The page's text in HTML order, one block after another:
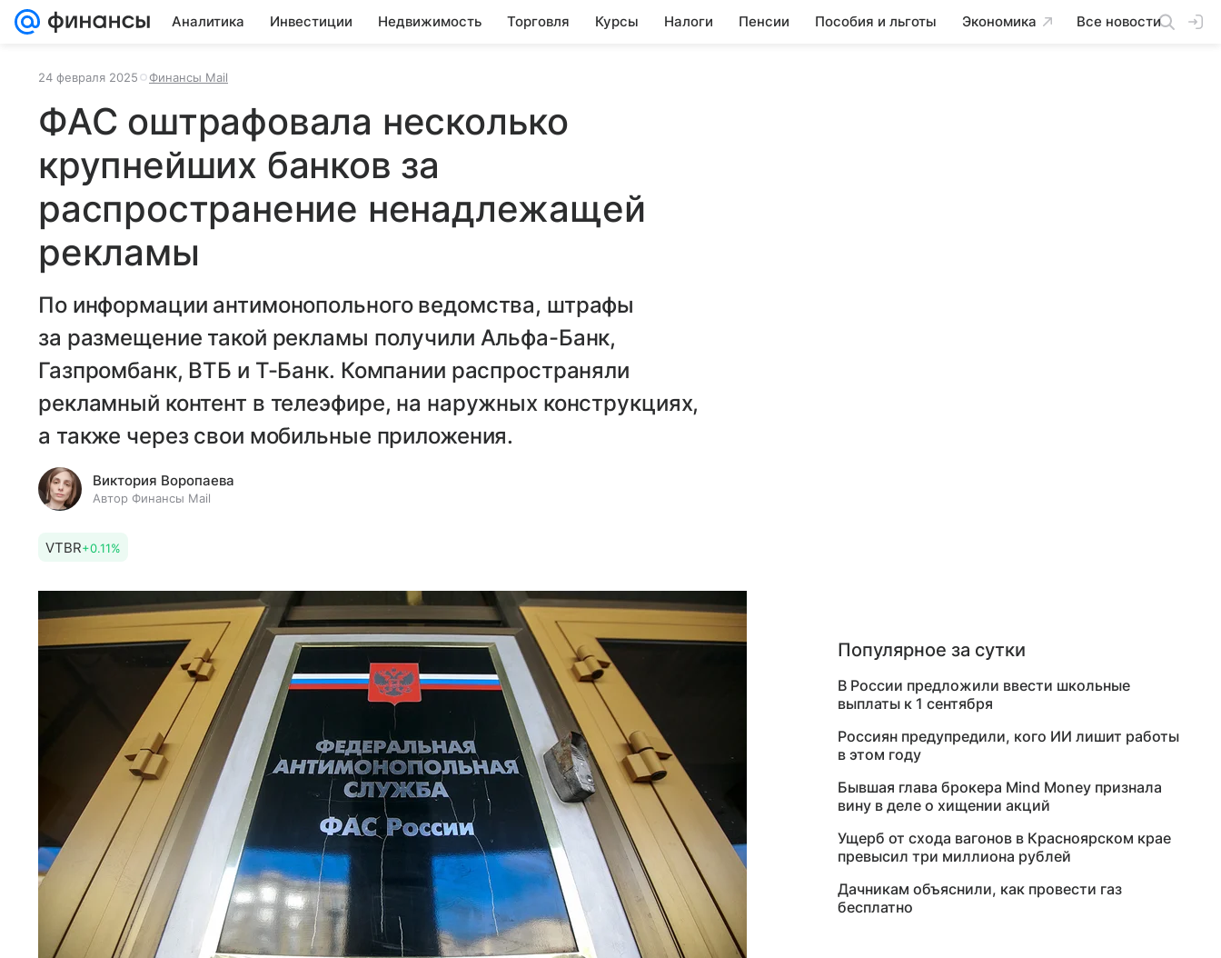
Аналитика Инвестиции Недвижимость Торговля Курсы Налоги Пенсии Пособия и льготы Экономика Все новости
24 февраля 2025 Финансы Mail
ФАС оштрафовала несколько
крупнейших банков за
распространение ненадлежащей
рекламы
По информации антимонопольного ведомства, штрафы
за размещение такой рекламы получили Альфа-Банк,
Газпромбанк, ВТБ и Т-Банк. Компании распространяли
рекламный контент в телеэфире, на наружных конструкциях,
а также через свои мобильные приложения.
Виктория Воропаева
Автор Финансы Mail
VTBR+0.11%
Популярное за сутки
В России предложили ввести школьные
выплаты к 1 сентября
Россиян предупредили, кого ИИ лишит работы
в этом году
Бывшая глава брокера Mind Money признала
вину в деле о хищении акций
Ущерб от схода вагонов в Красноярском крае
превысил три миллиона рублей
Дачникам объяснили, как провести газ
бесплатно